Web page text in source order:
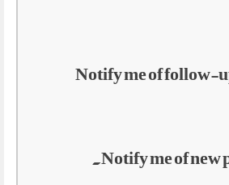
Notify me of follow-
Notify me of new